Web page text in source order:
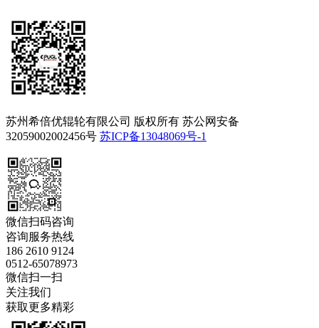
苏州希倍优辊轮有限公司 版权所有 苏公网安备
32059002002456号 苏ICP备13048069号-1
微信扫码咨询
咨询服务热线
186 2610 9124
0512-65078973
微信扫一扫
关注我们
获取更多精彩